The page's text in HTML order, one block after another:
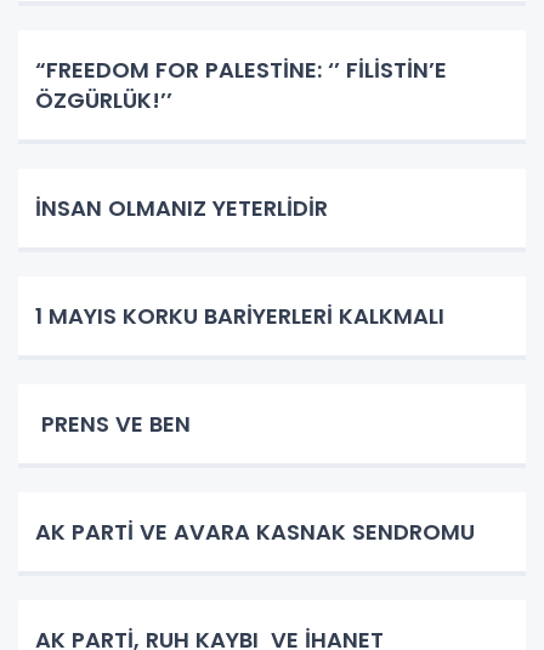
​​​​​​​“FREEDOM FOR PALESTİNE: ‘’ FİLİSTİN’E
ÖZGÜRLÜK!’’
İNSAN OLMANIZ YETERLİDİR
1 MAYIS KORKU BARİYERLERİ KALKMALI
PRENS VE BEN
AK PARTİ VE AVARA KASNAK SENDROMU
AK PARTİ, RUH KAYBI VE İHANET